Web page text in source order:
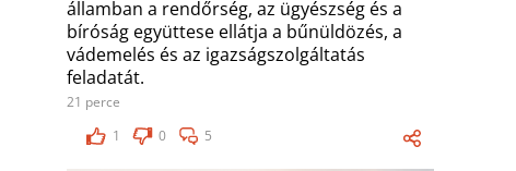
államban a rendőrség, az ügyészség és a
bíróság együttese ellátja a bűnüldözés, a
vádemelés és az igazságszolgáltatás
feladatát.
21 perce
1
0 5